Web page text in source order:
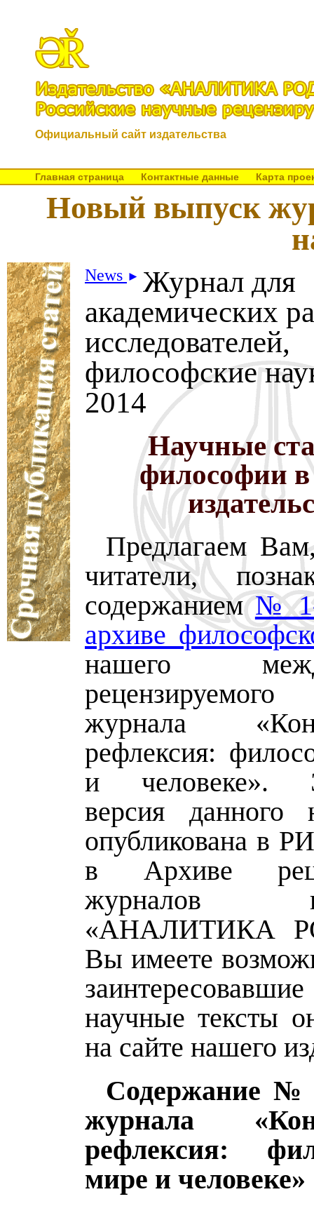
Официальный сайт издательства
Главная страница Контактные данные Карта
Новый выпуск
News ► Журнал для
академических
исследователей,
философские
2014
Научные
философии в
Предлагаем
читатели,
содержанием№ 1-
архиве
нашего
журнала
рефлексия:
и человеке».
версия данного
опубликована в
в Архиве
журналов
«АНАЛИТИКА
Вы имеете
научные тексты
на сайте нашего
Содержание №
журнала
рефлексия:
мире и человеке»